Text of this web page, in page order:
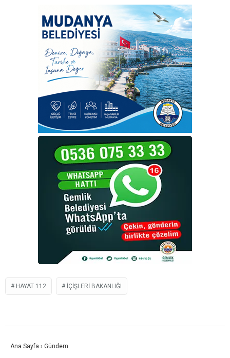
HAYAT 112 IÇIŞLERI BAKANLIĞI
Ana Sayfa › Gündem